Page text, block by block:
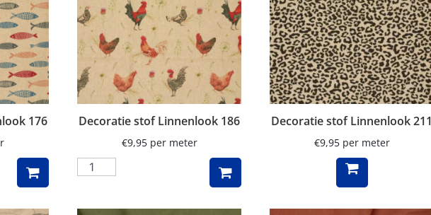
176 Decoratie stof Linnenlook 186
€9,95 per meter
Decoratie stof Linnenlook 211
€9,95 per meter